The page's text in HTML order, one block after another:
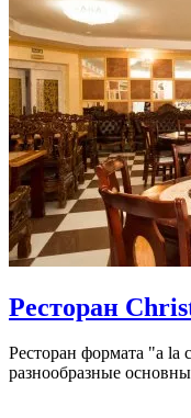
Ресторан
Ресторан формата "a la
разнообразные